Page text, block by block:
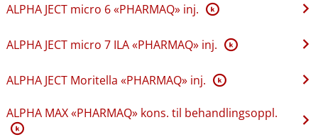
ALPHA JECT micro 6 «PHARMAQ» inj. K
ALPHA JECT micro 7 ILA «PHARMAQ» inj. K
ALPHA JECT Moritella «PHARMAQ» inj. K
ALPHA MAX «PHARMAQ» kons. til behandlingsoppl.
K